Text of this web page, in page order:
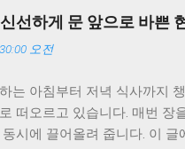
비스를 이용하면서, 각자의 건
생기더군요. 부모 세대: 만성질
로 작동합니다. 혈압, 혈당, 수
루틴을 제안하죠. 이런 구
피로 누적을 관리하는 AI
독형 서비스는 심박수, 수면
선하게 문 앞으로 바쁜
오전
는 아침부터 저녁 식사까지
떠오르고 있습니다. 매번 장
시에 끌어올려 줍니다. 이